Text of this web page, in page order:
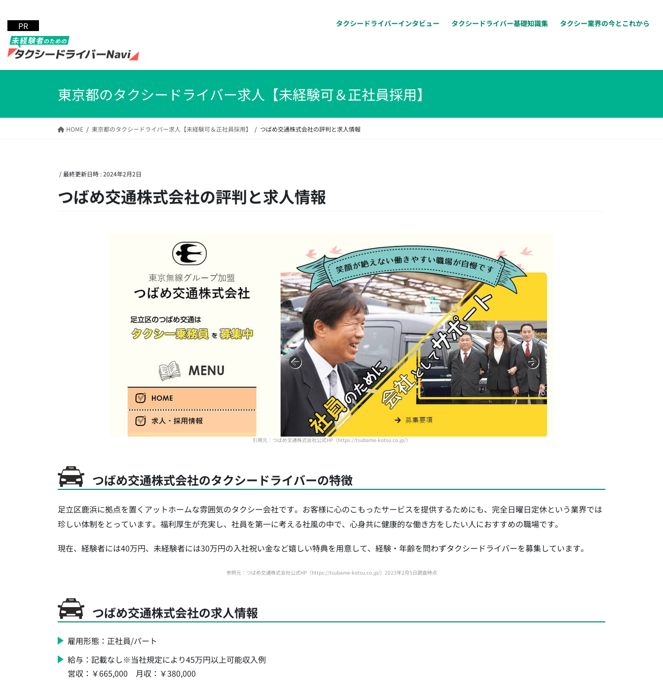
タクシードライバーインタビュー タクシードライバー基礎知識集 タクシー業界の今とこれから
東京都のタクシードライバー求人【未経験可＆正社員採用】
HOME 東京都のタクシードライバー求人【未経験可＆正社員採用】 つばめ交通株式会社の評判と求人情報
/ 最終更新日時 :2024年2月2日
つばめ交通株式会社の評判と求人情報
引用元：つばめ交通株式会社公式HP（https://tsubame-kotsu.co.jp/）
つばめ交通株式会社のタクシードライバーの特徴
足立区鹿浜に拠点を置くアットホームな雰囲気のタクシー会社です。お客様に心のこもったサービスを提供するためにも、完全日曜日定休という業界では
珍しい体制をとっています。福利厚生が充実し、社員を第一に考える社風の中で、心身共に健康的な働き方をしたい人におすすめの職場です。
現在、経験者には40万円、未経験者には30万円の入社祝い金など嬉しい特典を用意して、経験・年齢を問わずタクシードライバーを募集しています。
参照元：つばめ交通株式会社公式HP（https://tsubame-kotsu.co.jp/）2023年2月5日調査時点
つばめ交通株式会社の求人情報
雇用形態：正社員/パート
給与：記載なし※当社規定により45万円以上可能収入例
営収：￥665,000 月収：￥380,000